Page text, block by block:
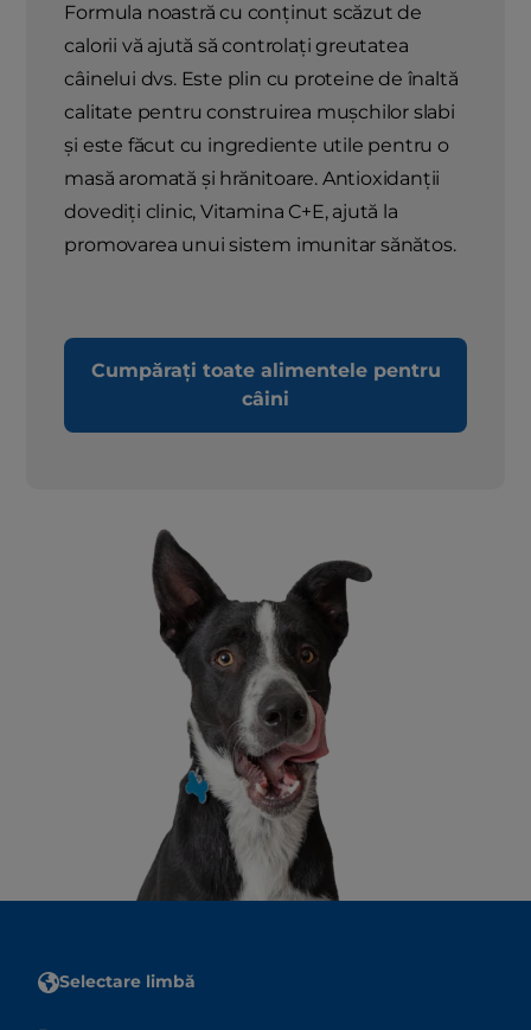
Formula noastră cu conținut scăzut de
calorii vă ajută să controlați greutatea
câinelui dvs. Este plin cu proteine ​​de înaltă
calitate pentru construirea mușchilor slabi
și este făcut cu ingrediente utile pentru o
masă aromată și hrănitoare. Antioxidanții
dovediți clinic, Vitamina C+E, ajută la
promovarea unui sistem imunitar sănătos.
Cumpărați toate alimentele pentru
câini
Selectare limbă